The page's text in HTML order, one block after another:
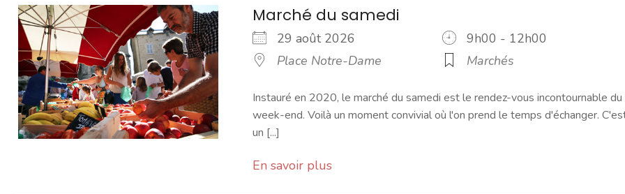
Marché du samedi
29 août 2026
9h00 - 12h00
Place Notre-Dame
Marchés
Instauré en 2020, le marché du samedi est le rendez-vous incontournable du
week-end. Voilà un moment convivial où l'on prend le temps d'échanger.
un [...]
En savoir plus